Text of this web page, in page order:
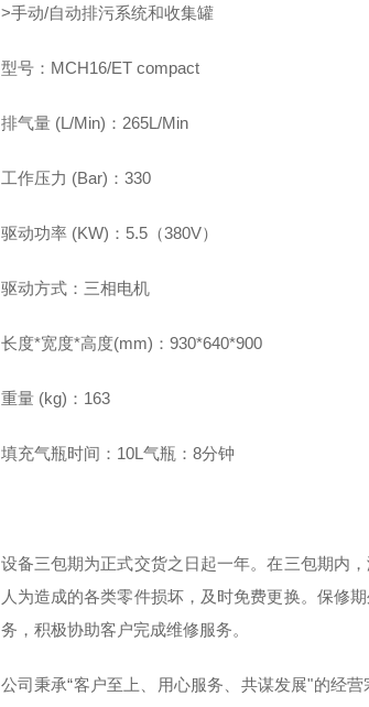
>手动/自动排污系统和收集罐
型号：MCH16/ET compact
排气量 (L/Min)：265L/Min
工作压力 (Bar)：330
驱动功率 (KW)：5.5（380V）
驱动方式：三相电机
长度*宽度*高度(mm)：930*640*900
重量 (kg)：163
填充气瓶时间：10L气瓶：8分钟
设备三包期为正式交货之日起一年。在三包期内
人为造成的各类零件损坏，及时免费更换。保修
务，积极协助客户完成维修服务。
公司秉承“客户至上、用心服务、共谋发展"的经